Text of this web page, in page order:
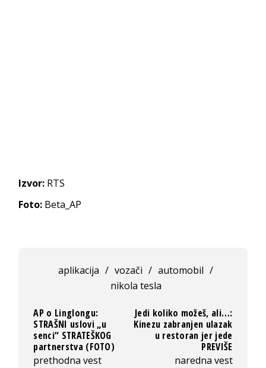
Izvor: RTS
Foto: Beta_AP
aplikacija / vozači / automobil /
nikola tesla
AP o Linglongu:
STRAŠNI uslovi „u
senci“ STRATEŠKOG
partnerstva (FOTO)
prethodna vest
Jedi koliko možeš, ali…:
Kinezu zabranjen ulazak
u restoran jer jede
PREVIŠE
naredna vest